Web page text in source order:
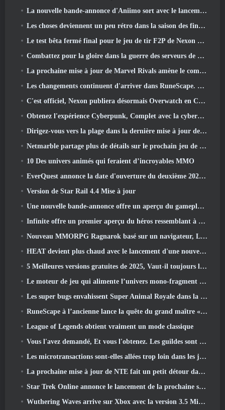
La nouvelle bande-annonce d'Aniimo sort avec le lancement du dernier test bêta fermé
Les choses deviennent un peu rétro dans la saison des finales 11 Mise à jour
Le test bêta fermé final pour le jeu de tir F2P de Nexon Sudden Attack Zero Point a débuté aujourd'hui
Combattez pour la gloire dans la guerre des serveurs de Lineage II
La prochaine mise à jour de Marvel Rivals amène le combat contre les dieux
Les changements continuent d'arriver dans RuneScape. Cette fois, c'est le logement des joueurs
C'est officiel, Nexon publiera désormais Overwatch en Corée du Sud
Obtenez l'expérience Cyberpunk, Complet avec la cyberpsychose, Dans le prochain événement crossover d’Apex Legends
Dirigez-vous vers la plage dans la dernière mise à jour de Palia
Netmarble partage plus de détails sur le prochain jeu de mise à niveau solo, Mise à niveau en solo: KARMA à l’Anime Expo
10 Des univers animés qui feraient d’incroyables MMO
EverQuest annonce la date d'ouverture du deuxième 2026 Serveur d'extension temporisé
Version de Star Rail 4.4 Mise à jour
Une nouvelle bande-annonce offre un aperçu du gameplay de Silver Palace
Infinite offre un premier aperçu du héros ressemblant à une sirène à venir dans le printemps-été 2013: Lumière du soir
Nouveau MMORPG Ragnarok basé sur un navigateur, L'univers Ragnarok annoncé
HEAT devient plus chaud avec le lancement d'une nouvelle carte du désert
5 Meilleures versions gratuites de 2025, Vaut-il toujours la peine d'y jouer 2026?
Le moteur de jeu qui alimente l’univers mono-fragment d’Eve Online est désormais open source
Les super bugs envahissent Super Animal Royale dans la mise à jour « Super Natural »
RuneScape à l’ancienne lance la quête du grand maître « La Lune de sang se lève », Mettre fin à une série de quêtes de 20 ans
League of Legends obtient vraiment un mode classique
Vous l'avez demandé, Et vous l'obtenez. Les guildes sont maintenant disponibles dans Eterspire
Les microtransactions sont-elles allées trop loin dans les jeux gratuits?
La prochaine mise à jour de NTE fait un petit détour dans un jeu de table fantastique
Star Trek Online annonce le lancement de la prochaine saison « Undiscovered »
Wuthering Waves arrive sur Xbox avec la version 3.5 Mise à jour